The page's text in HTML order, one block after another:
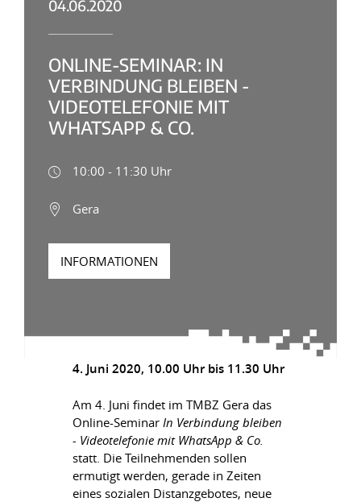
04.06.2020
ONLINE-SEMINAR: IN
VERBINDUNG BLEIBEN -
VIDEOTELEFONIE MIT
WHATSAPP & CO.
10:00 - 11:30 Uhr
Gera
INFORMATIONEN
4. Juni 2020, 10.00 Uhr bis 11.30 Uhr
Am 4. Juni findet im TMBZ Gera das
Online-Seminar In Verbindung bleiben
- Videotelefonie mit WhatsApp & Co.
statt. Die Teilnehmenden sollen
ermutigt werden, gerade in Zeiten
eines sozialen Distanzgebotes, neue